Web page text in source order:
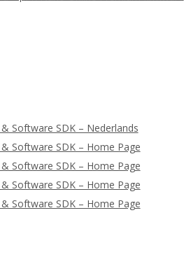
Software SDK – Nederlands
Software SDK – Home Page
Software SDK – Home Page
Software SDK – Home Page
Software SDK – Home Page